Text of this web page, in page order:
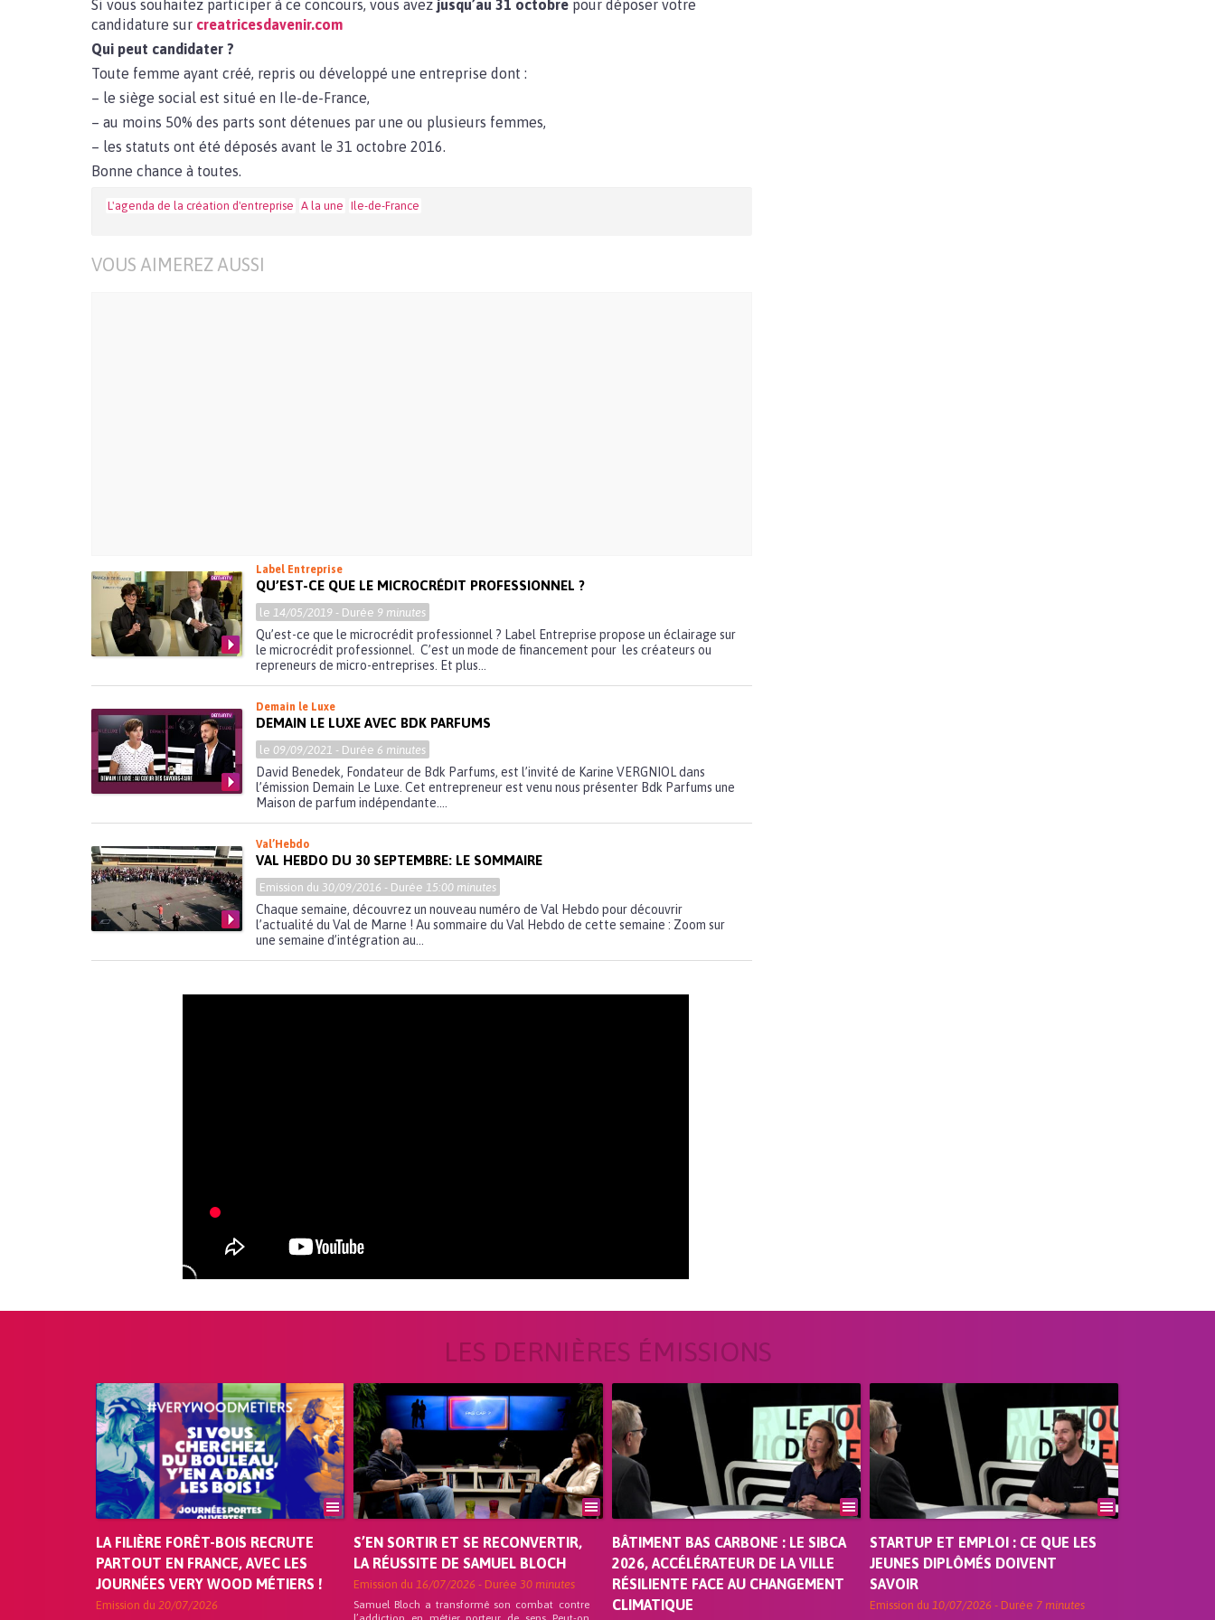
Si vous souhaitez participer à ce concours, vous avez jusqu’au 31 octobre pour déposer votre
candidature sur creatricesdavenir.com
Qui peut candidater ?
Toute femme ayant créé, repris ou développé une entreprise dont :
– le siège social est situé en Ile-de-France,
– au moins 50% des parts sont détenues par une ou plusieurs femmes,
– les statuts ont été déposés avant le 31 octobre 2016.
Bonne chance à toutes.
L'agenda de la création d'entreprise A la une Ile-de-France
VOUS AIMEREZ AUSSI
Label Entreprise
QU’EST-CE QUE LE MICROCRÉDIT PROFESSIONNEL ?
le14/05/2019 - Durée 9 minutes
Qu’est-ce que le microcrédit professionnel ? Label Entreprise propose un éclairage sur
le microcrédit professionnel. C’est un mode de financement pour les créateurs ou
repreneurs de micro-entreprises. Et plus...
Demain le Luxe
DEMAIN LE LUXE AVEC BDK PARFUMS
le 09/09/2021 - Durée 6 minutes
David Benedek, Fondateur de Bdk Parfums, est l’invité de Karine VERGNIOL dans
l’émission Demain Le Luxe. Cet entrepreneur est venu nous présenter Bdk Parfums une
Maison de parfum indépendante....
Val’Hebdo
VAL HEBDO DU 30 SEPTEMBRE: LE SOMMAIRE
Emission du 30/09/2016 - Durée15:00 minutes
Chaque semaine, découvrez un nouveau numéro de Val Hebdo pour découvrir
l’actualité du Val de Marne ! Au sommaire du Val Hebdo de cette semaine : Zoom sur
une semaine d’intégration au...
LES DERNIÈRES ÉMISSIONS
LA FILIÈRE FORÊT-BOIS RECRUTE
PARTOUT EN FRANCE, AVEC LES
JOURNÉES VERY WOOD MÉTIERS !
Emission du 20/07/2026
S’EN SORTIR ET SE RECONVERTIR,
LA RÉUSSITE DE SAMUEL BLOCH
Emission du16/07/2026 - Durée30 minutes
Samuel Bloch a transformé son combat contre
BÂTIMENT BAS CARBONE : LE SIBCA
2026, ACCÉLÉRATEUR DE LA VILLE
RÉSILIENTE FACE AU CHANGEMENT
CLIMATIQUE
STARTUP ET EMPLOI : CE QUE LES
JEUNES DIPLÔMÉS DOIVENT
SAVOIR
Emission du 10/07/2026 - Durée 7 minutes